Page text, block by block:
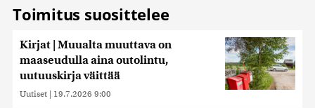
Toimitus suosittelee
Kirjat | Muualta muuttava on
maaseudulla aina outolintu,
uutuuskirja väittää
Uutiset | 19.7.2026 9:00